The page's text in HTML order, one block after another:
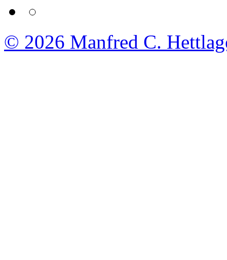
© 2026 Manfred C.